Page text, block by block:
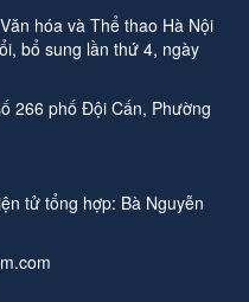
hóa và Thể thao Hà Nội
bổ sung lần thứ 4, ngày
266 phố Đội Cấn, Phường
tử tổng hợp: Bà Nguyễn